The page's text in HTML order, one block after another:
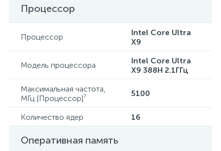
Процессор
Процессор
Intel Core Ultra
X9
Модель процессора
Intel Core Ultra
X9 388H 2.1ГГц
Максимальная частота,
МГц [Процессор]? 5100
Количество ядер 16
Оперативная память